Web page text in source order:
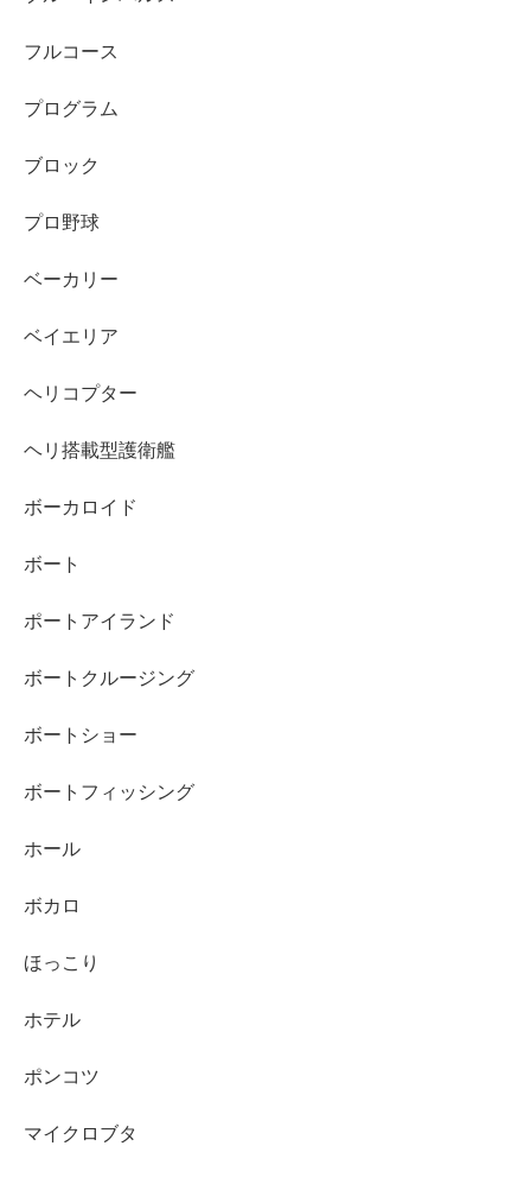
フルコース
プログラム
ブロック
プロ野球
ベーカリー
ベイエリア
ヘリコプター
ヘリ搭載型護衛艦
ボーカロイド
ボート
ポートアイランド
ボートクルージング
ボートショー
ボートフィッシング
ホール
ボカロ
ほっこり
ホテル
ポンコツ
マイクロブタ